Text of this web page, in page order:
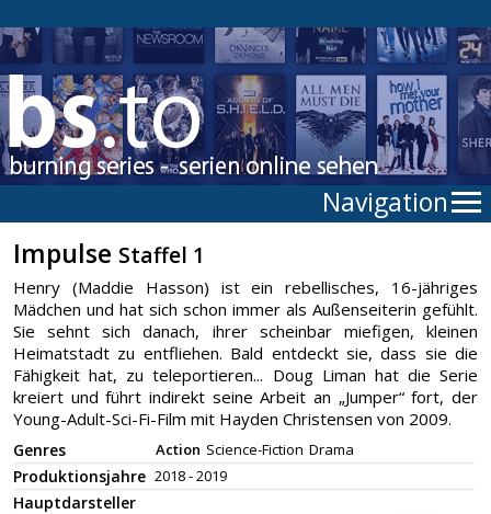
Navigation
Impulse Staffel 1
Henry (Maddie Hasson) ist ein rebellisches, 16-jähriges
Mädchen und hat sich schon immer als Außenseiterin gefühlt.
Sie sehnt sich danach, ihrer scheinbar miefigen, kleinen
Heimatstadt zu entfliehen. Bald entdeckt sie, dass sie die
Fähigkeit hat, zu teleportieren... Doug Liman hat die Serie
kreiert und führt indirekt seine Arbeit an „Jumper“ fort, der
Young-Adult-Sci-Fi-Film mit Hayden Christensen von 2009.
Genres Action Science-Fiction Drama
Produktionsjahre 2018 - 2019
Hauptdarsteller